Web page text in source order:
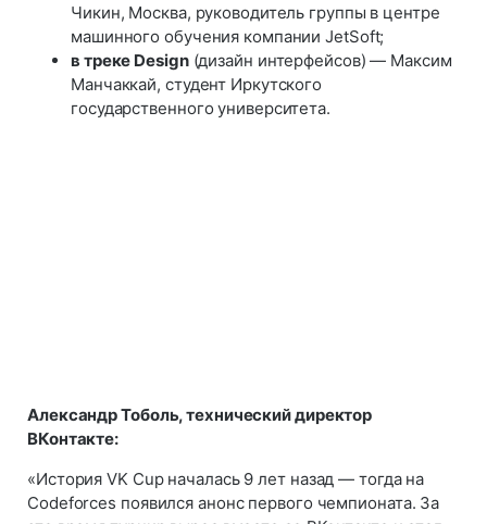
Чикин, Москва, руководитель группы в центре
машинного обучения компании JetSoft;
в треке Design(дизайн интерфейсов) — Максим
Манчаккай, студент Иркутского
государственного университета.
Александр Тоболь, технический директор
ВКонтакте:
«История VK Cup началась 9 лет назад — тогда на
Codeforces появился анонс первого чемпионата. За